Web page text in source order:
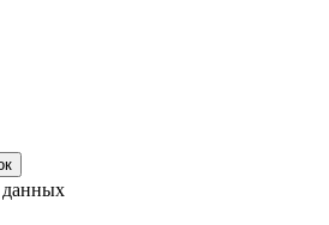
данных